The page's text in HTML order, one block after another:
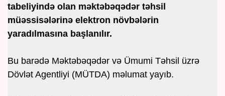
tabeliyində olan məktəbəqədər təhsil
müəssisələrinə elektron növbələrin
yaradılmasına başlanılır.
Bu barədə Məktəbəqədər və Ümumi Təhsil üzrə
Dövlət Agentliyi (MÜTDA) məlumat yayıb.